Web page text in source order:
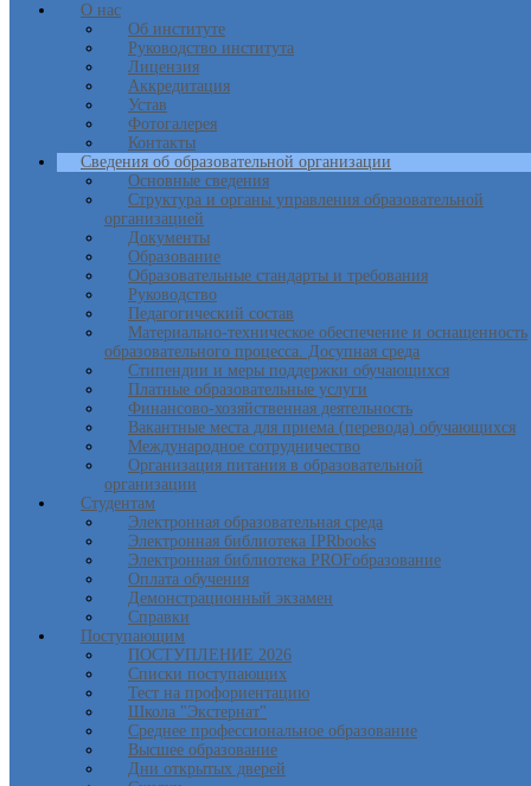
О нас
Об институте
Руководство института
Лицензия
Аккредитация
Устав
Фотогалерея
Контакты
Сведения об образовательной организации
Основные сведения
Структура и органы управления образовательной
организацией
Документы
Образование
Образовательные стандарты и требования
Руководство
Педагогический состав
Материально-техническое обеспечение и оснащенность
образовательного процесса. Досупная среда
Стипендии и меры поддержки обучающихся
Платные образовательные услуги
Финансово-хозяйственная деятельность
Вакантные места для приема (перевода) обучающихся
Международное сотрудничество
Организация питания в образовательной
организации
Студентам
Электронная образовательная среда
Электронная библиотека IPRbooks
Электронная библиотека PROFобразование
Оплата обучения
Демонстрационный экзамен
Справки
Поступающим
ПОСТУПЛЕНИЕ 2026
Списки поступающих
Тест на профориентацию
Школа "Экстернат"
Среднее профессиональное образование
Высшее образование
Дни открытых дверей